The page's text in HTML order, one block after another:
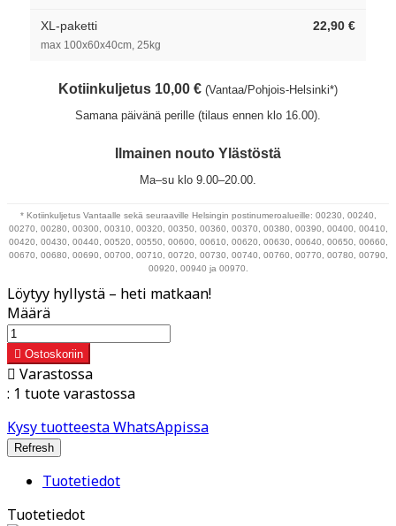
XL-paketti
max 100x60x40cm, 25kg
22,90 €
Kotiinkuljetus 10,00 € (Vantaa/Pohjois-Helsinki*)
Samana päivänä perille (tilaus ennen klo 16.00).
Ilmainen nouto Ylästöstä
Ma–su klo 9.00–20.00.
* Kotiinkuljetus Vantaalle sekä seuraaville Helsingin postinumeroalueille: 00230, 00240,
00270, 00280, 00300, 00310, 00320, 00350, 00360, 00370, 00380, 00390, 00400, 00410,
00420, 00430, 00440, 00520, 00550, 00600, 00610, 00620, 00630, 00640, 00650, 00660,
00670, 00680, 00690, 00700, 00710, 00720, 00730, 00740, 00760, 00770, 00780, 00790,
00920, 00940 ja 00970.
Löytyy hyllystä – heti matkaan!
Määrä
 Ostoskoriin
 Varastossa
: 1 tuote varastossa
Kysy tuotteesta WhatsAppissa
Tuotetiedot
Tuotetiedot